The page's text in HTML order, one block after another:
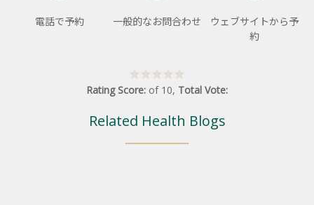
電話で予約 一般的なお問合わせ
ウェブサイトから予
約
Rating Score: of 10, Total Vote:
Related Health Blogs